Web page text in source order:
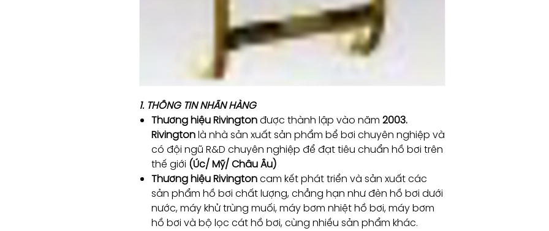
1. THÔNG TIN NHÃN HÀNG
Thương hiệu Rivingtonđược thành lập vào năm 2003.
Rivingtonlà nhà sản xuất sản phẩm bể bơi chuyên nghiệp và
có đội ngũ R&D chuyên nghiệp để đạt tiêu chuẩn hồ bơi trên
thế giới (Úc/ Mỹ/ Châu Âu)
Thương hiệu Rivingtoncam kết phát triển và sản xuất các
sản phẩm hồ bơi chất lượng, chẳng hạn như đèn hồ bơi dưới
nước, máy khử trùng muối, máy bơm nhiệt hồ bơi, máy bơm
hồ bơi và bộ lọc cát hồ bơi, cùng nhiều sản phẩm khác.